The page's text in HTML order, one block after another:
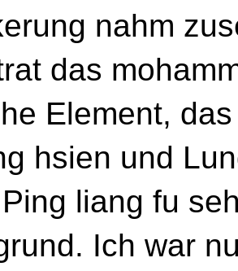
nahm
das
Element,
hsien und
liang fu
Ich war